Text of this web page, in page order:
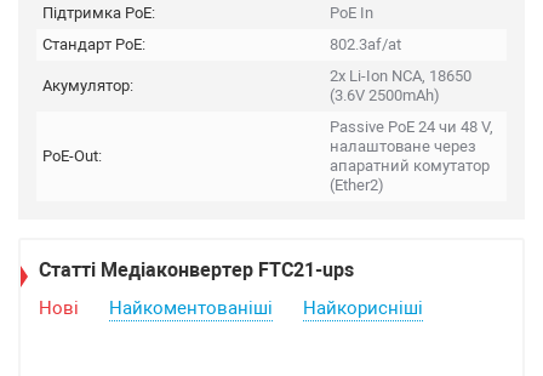
Підтримка PoE:
PoE In
Стандарт PoE:
802.3af/at
Акумулятор:
2x Li-Ion NCA, 18650
(3.6V 2500mAh)
PoE-Out:
Passive PoE 24 чи 48 V,
налаштоване через
апаратний комутатор
(Ether2)
Статті Медіаконвертер FTC21-ups
Нові Найкоментованіші Найкорисніші